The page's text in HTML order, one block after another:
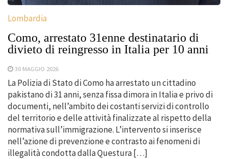
Lombardia
Como, arrestato 31enne destinatario di
divieto di reingresso in Italia per 10 anni
30 MAGGIO 2026
La Polizia di Stato di Como ha arrestato un cittadino
pakistano di 31 anni, senza fissa dimora in Italia e privo di
documenti, nell’ambito dei costanti servizi di controllo
del territorio e delle attività finalizzate al rispetto della
normativa sull’immigrazione. L’intervento si inserisce
nell’azione di prevenzione e contrasto ai fenomeni di
illegalità condotta dalla Questura […]